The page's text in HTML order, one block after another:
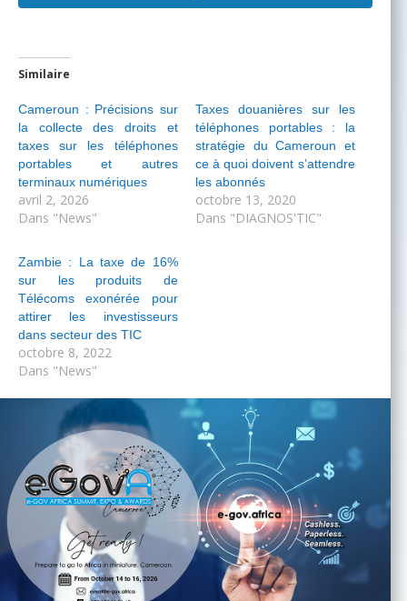
Similaire
Cameroun : Précisions sur
la collecte des droits et
taxes sur les téléphones
portables et autres
terminaux numériques
avril 2, 2026
Dans "News"
Taxes douanières sur les
téléphones portables : la
stratégie du Cameroun et
ce à quoi doivent s’attendre
les abonnés
octobre 13, 2020
Dans "DIAGNOS'TIC"
Zambie : La taxe de 16%
sur les produits de
Télécoms exonérée pour
attirer les investisseurs
dans secteur des TIC
octobre 8, 2022
Dans "News"